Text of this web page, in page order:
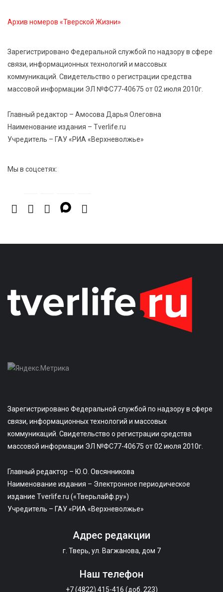
день
7 Авг 2026 23:02 535
В Тверской области стартовала четвертая смена:
инспекторы ГИБДД напомнили школьникам
правила безопасности в автобусах
Архив номеров «Тверской Жизни»
Зарегистрировано Федеральной службой по надзору в сфере
связи, информационных технологий и массовых
коммуникаций. Свидетельство о регистрации средства
массовой информации ЭЛ №ФС77-40675 от 02 июля 2010г.
Главный редактор – Амосова Дарья Олеговна
Наименование издания – Tverlife.ru
Учредитель – ГАУ «РИА «Верхневолжье»
Мы в соцсетях:
Зарегистрировано Федеральной службой по надзору в сфере
связи, информационных технологий и массовых
коммуникаций. Свидетельство о регистрации средства
массовой информации ЭЛ №ФС77-40675 от 02 июля 2010г.
Главный редактор – Ю.О. Овсянникова
Наименование издания – Электронное периодическое
издание Tverlife.ru («Тверьлайф.ру»)
Учредитель – ГАУ «РИА «Верхневолжье»
Адрес редакции
г. Тверь, ул. Вагжанова, дом 7
Наш телефон
+7 (4822) 415-416 (доб. 223)